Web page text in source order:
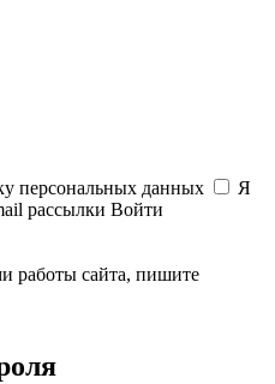
персональных данных
Я
рассылки Войти
работы сайта, пишите